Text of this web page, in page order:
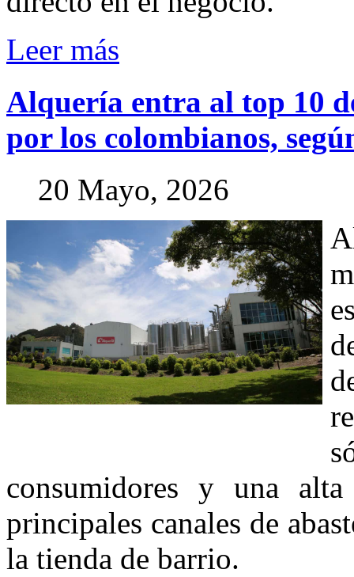
Leer más
Alquería entra al top 10
por los colombianos,
20 Mayo, 2026
consumidores y una
principales canales de
la tienda de barrio.